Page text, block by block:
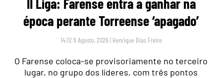
época perante Torreense ‘apagado’
14:12 9 Agosto, 2026 | Henrique Dias Freire
O Farense coloca-se provisoriamente no terceiro
lugar, no grupo dos líderes, com três pontos